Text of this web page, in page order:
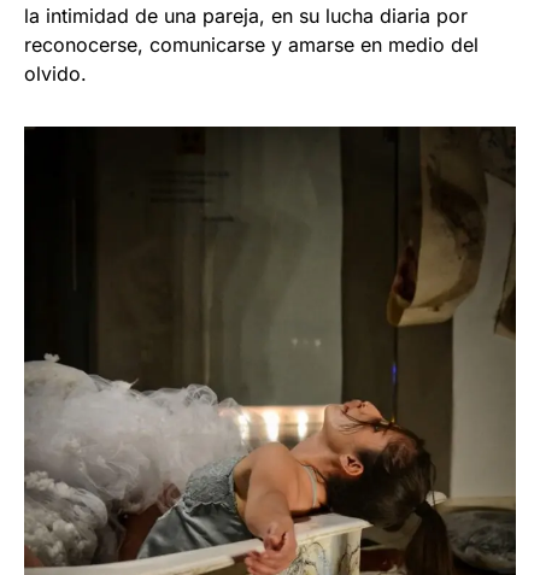
la intimidad de una pareja, en su lucha diaria por
reconocerse, comunicarse y amarse en medio del
olvido.